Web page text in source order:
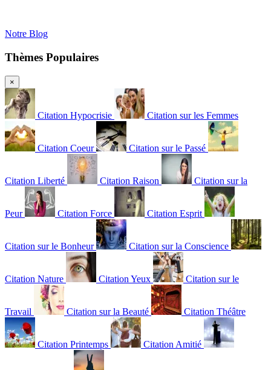
Notre Blog
Thèmes Populaires
×
Citation Hypocrisie Citation sur les Femmes
Citation Coeur Citation sur le Passé
Citation Liberté Citation Raison Citation sur la
Peur Citation Force Citation Esprit
Citation sur le Bonheur Citation sur la Conscience
Citation Nature Citation Yeux Citation sur le
Travail Citation sur la Beauté Citation Théâtre
Citation Printemps Citation Amitié